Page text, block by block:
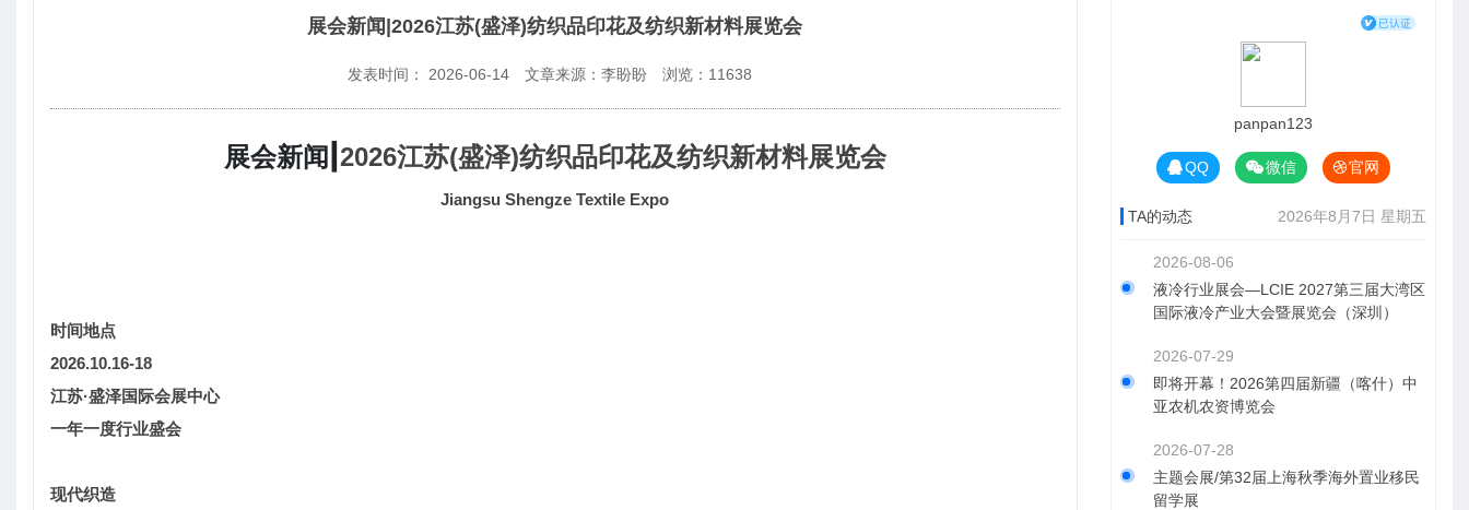
展会新闻|2026江苏(盛泽)纺织品印花及纺织新材料展览会
发表时间： 2026-06-14 文章来源：李盼盼 浏览： 11638
展会新闻| 2026江苏(盛泽)纺织品印花及纺织新材料展览会
Jiangsu Shengze Textile Expo
时间地点
2026.10.16‑18
江苏·盛泽国际会展中心
一年一度行业盛会
现代织造
panpan123
QQ 微信 官网
TA的动态 2026年8月7日 星期五
2026-08-06
液冷行业展会—LCIE 2027第三届大湾区
国际液冷产业大会暨展览会（深圳）
2026-07-29
即将开幕！2026第四届新疆（喀什）中
亚农机农资博览会
2026-07-28
主题会展/第32届上海秋季海外置业移民
留学展